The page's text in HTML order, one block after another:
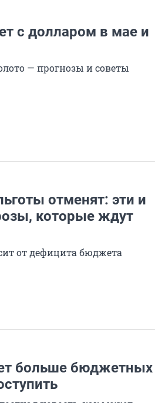
с долларом в мае и
— прогнозы и советы
отменят: эти и
которые ждут
от дефицита бюджета
больше бюджетных